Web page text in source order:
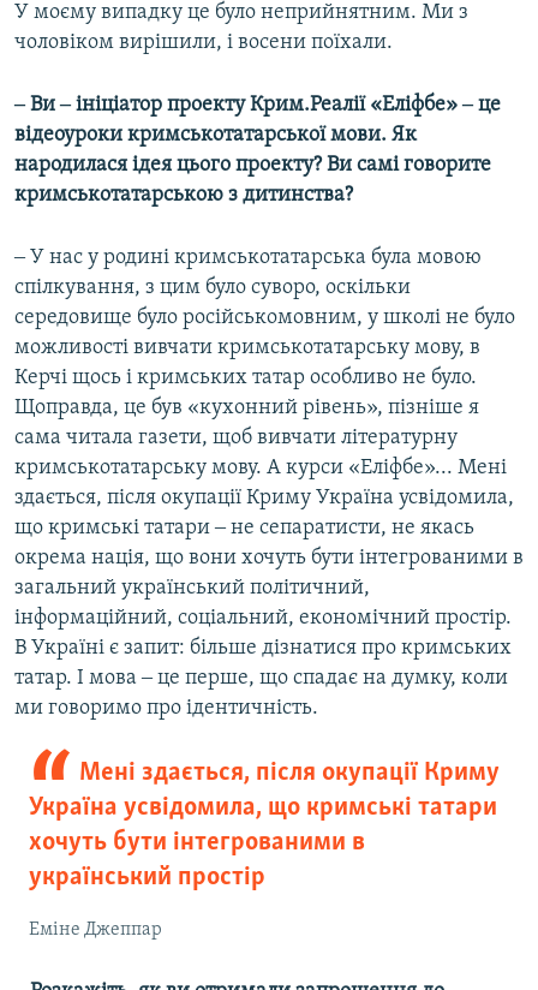
У моєму випадку це було неприйнятним. Ми з
чоловіком вирішили, і восени поїхали.
‒ Ви ‒ ініціатор проекту Крим.Реалії «Еліфбе» ‒ це
відеоуроки кримськотатарської мови. Як
народилася ідея цього проекту? Ви самі говорите
кримськотатарською з дитинства?
‒ У нас у родині кримськотатарська була мовою
спілкування, з цим було суворо, оскільки
середовище було російськомовним, у школі не було
можливості вивчати кримськотатарську мову, в
Керчі щось і кримських татар особливо не було.
Щоправда, це був «кухонний рівень», пізніше я
сама читала газети, щоб вивчати літературну
кримськотатарську мову. А курси «Еліфбе»... Мені
здається, після окупації Криму Україна усвідомила,
що кримські татари ‒ не сепаратисти, не якась
окрема нація, що вони хочуть бути інтегрованими в
загальний український політичний,
інформаційний, соціальний, економічний простір.
В Україні є запит: більше дізнатися про кримських
татар. І мова ‒ це перше, що спадає на думку, коли
ми говоримо про ідентичність.
Мені здається, після окупації Криму
Україна усвідомила, що кримські татари
хочуть бути інтегрованими в
український простір
Еміне Джеппар